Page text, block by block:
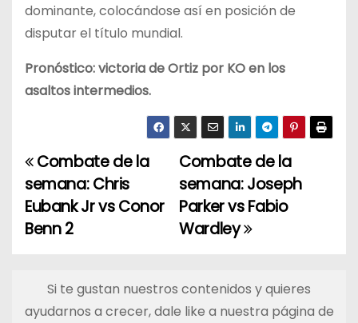
dominante, colocándose así en posición de
disputar el título mundial.
Pronóstico: victoria de Ortiz por KO en los
asaltos intermedios.
N
a
v
g
Combate de la
semana: Joseph
Parker vs Fabio
Wardley
Combate de la
semana: Chris
Eubank Jr vs Conor
Benn 2
Si te gustan nuestros contenidos y quieres
ayudarnos a crecer, dale like a nuestra página de